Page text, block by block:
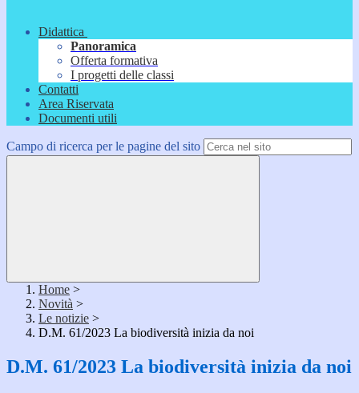
Didattica
Panoramica
Offerta formativa
I progetti delle classi
Contatti
Area Riservata
Documenti utili
Campo di ricerca per le pagine del sito
Home >
Novità >
Le notizie >
D.M. 61/2023 La biodiversità inizia da noi
D.M. 61/2023 La biodiversità inizia da noi